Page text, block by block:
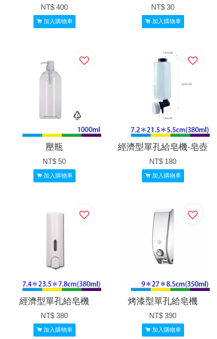
NT$ 400
加入購物車
NT$ 30
加入購物車
壓瓶
NT$ 50
加入購物車
經濟型單孔給皂機-皂壺
NT$ 180
加入購物車
經濟型單孔給皂機
NT$ 380
加入購物車
烤漆型單孔給皂機
NT$ 390
加入購物車